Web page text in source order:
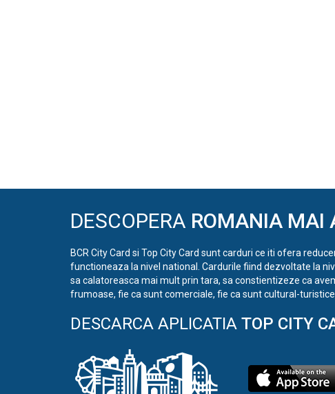
DESCOPERA ROMANIA MAI
BCR City Card si Top City Card sunt carduri ce iti ofera
functioneaza la nivel national. Cardurile fiind dezvoltate la
sa calatoreasca mai mult prin tara, sa constientizeze ca
frumoase, fie ca sunt comerciale, fie ca sunt cultural-
DESCARCA APLICATIA TOP CITY